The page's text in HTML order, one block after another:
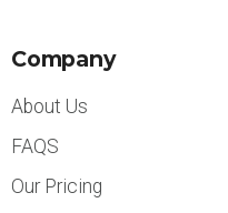
Company
About Us
FAQS
Our Pricing